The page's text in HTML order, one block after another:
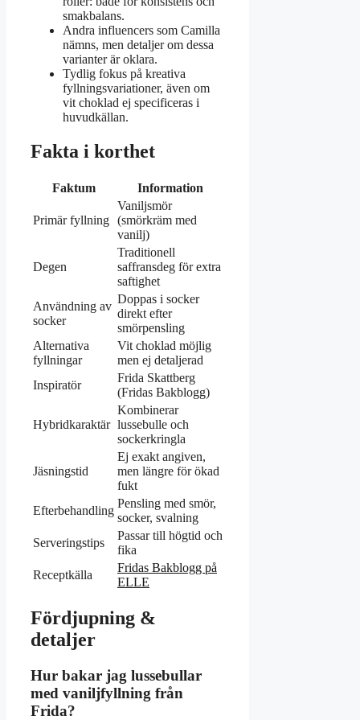
smakbalans.
Andra influencers som Camilla
nämns, men detaljer om dessa
varianter är oklara.
Tydlig fokus på kreativa
fyllningsvariationer, även om
vit choklad ej specificeras i
huvudkällan.
Fakta i korthet
Faktum Information
Primär fyllning
Vaniljsmör
(smörkräm med
vanilj)
Degen
Traditionell
saffransdeg för extra
saftighet
Användning av
socker
Doppas i socker
direkt efter
smörpensling
Alternativa
fyllningar
Vit choklad möjlig
men ej detaljerad
Inspiratör
Frida Skattberg
(Fridas Bakblogg)
Hybridkaraktär
Kombinerar
lussebulle och
sockerkringla
Jäsningstid
Ej exakt angiven,
men längre för ökad
fukt
Efterbehandling
Pensling med smör,
socker, svalning
Serveringstips
Passar till högtid och
fika
Receptkälla
Fridas Bakblogg på
ELLE
Fördjupning &
detaljer
Hur bakar jag lussebullar
med vaniljfyllning från
Frida?